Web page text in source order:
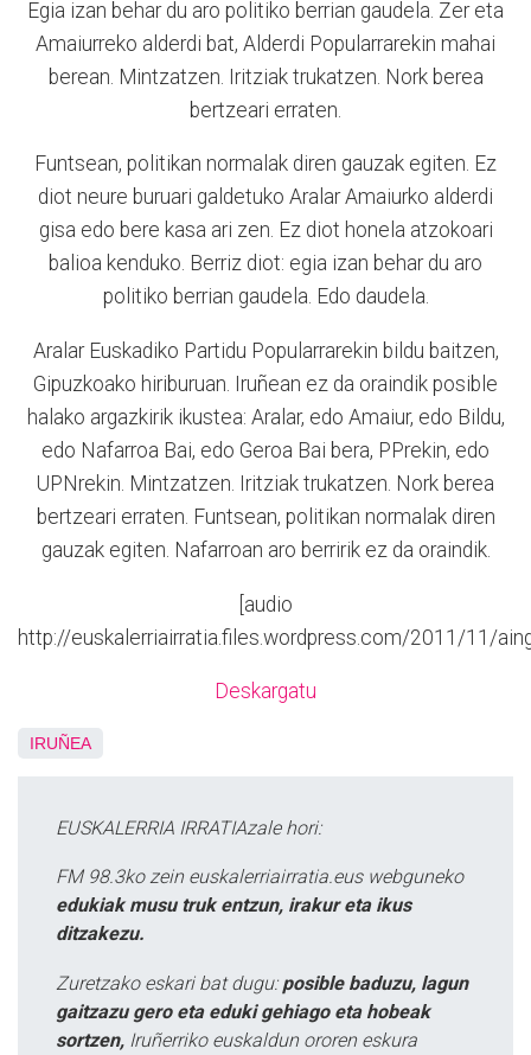
Egia izan behar du aro politiko berrian gaudela. Zer eta
Amaiurreko alderdi bat, Alderdi Popularrarekin mahai
berean. Mintzatzen. Iritziak trukatzen. Nork berea
bertzeari erraten.
Funtsean, politikan normalak diren gauzak egiten. Ez
diot neure buruari galdetuko Aralar Amaiurko alderdi
gisa edo bere kasa ari zen. Ez diot honela atzokoari
balioa kenduko. Berriz diot: egia izan behar du aro
politiko berrian gaudela. Edo daudela.
Aralar Euskadiko Partidu Popularrarekin bildu baitzen,
Gipuzkoako hiriburuan. Iruñean ez da oraindik posible
halako argazkirik ikustea: Aralar, edo Amaiur, edo Bildu,
edo Nafarroa Bai, edo Geroa Bai bera, PPrekin, edo
UPNrekin. Mintzatzen. Iritziak trukatzen. Nork berea
bertzeari erraten. Funtsean, politikan normalak diren
gauzak egiten. Nafarroan aro berririk ez da oraindik.
[audio
http://euskalerriairratia.files.wordpress.com/2011/11/
Deskargatu
IRUÑEA
EUSKALERRIA IRRATIAzale hori:
FM 98.3ko zein euskalerriairratia.eus webguneko
edukiak musu truk entzun, irakur eta ikus
ditzakezu.
Zuretzako eskari bat dugu: posible baduzu, lagun
gaitzazu gero eta eduki gehiago eta hobeak
sortzen, Iruñerriko euskaldun ororen eskura